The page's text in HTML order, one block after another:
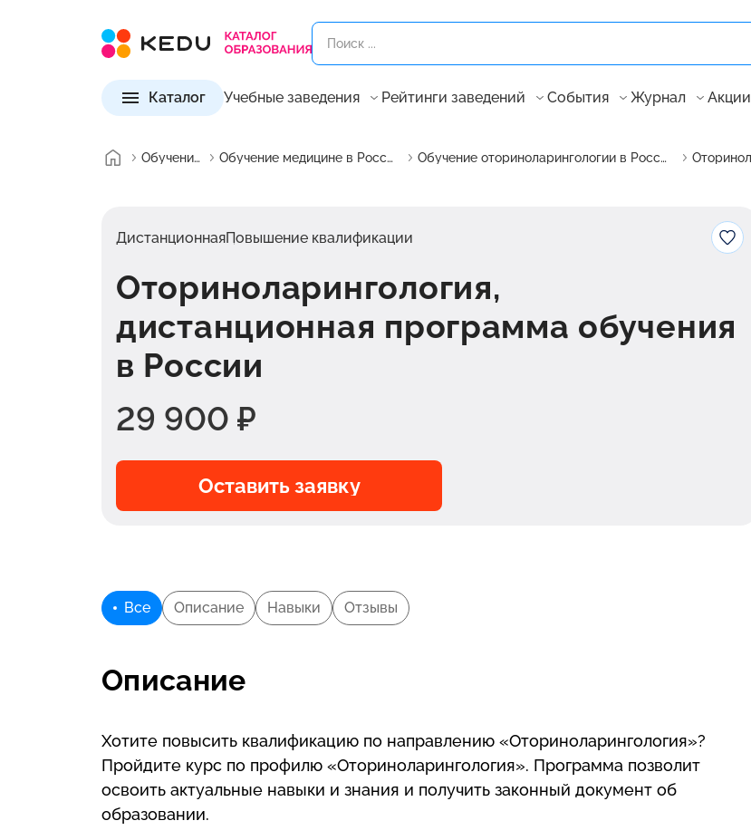
Каталог Учебные заведения Рейтинги заведений События Журнал Акции
Обучение Обучение медицине в России Обучение оториноларингологии в России
ДистанционнаяПовышение квалификации
Оториноларингология,
дистанционная программа обучения
в России
29 900 ₽
Оставить заявку
Все Описание Навыки Отзывы
Описание
Хотите повысить квалификацию по направлению «Оториноларингология»?
Пройдите курс по профилю «Оториноларингология». Программа позволит
освоить актуальные навыки и знания и получить законный документ об
образовании.